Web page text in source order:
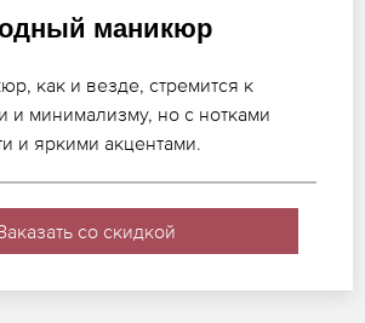
маникюр
как и везде, стремится к
и минимализму, но с нотками
и яркими акцентами.
со скидкой